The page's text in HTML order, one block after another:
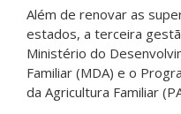
Além de renovar as
estados, a terceira
Ministério do
Familiar (MDA) e o
da Agricultura Familiar